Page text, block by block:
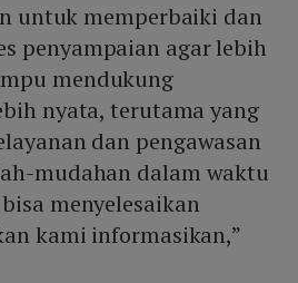
untuk memperbaiki dan
penyampaian agar lebih
mendukung
nyata, terutama yang
dan pengawasan
mudahan dalam waktu
menyelesaikan
kami informasikan,”